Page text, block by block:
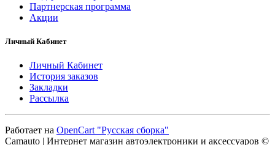
Партнерская программа
Акции
Личный Кабинет
Личный Кабинет
История заказов
Закладки
Рассылка
Работает на OpenCart "Русская сборка"
Camauto | Интернет магазин автоэлектроники и аксессуаров ©